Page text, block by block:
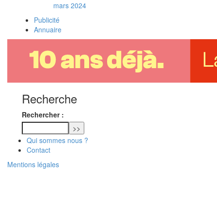
mars 2024
Publicité
Annuaire
Recherche
Rechercher :
Qui sommes nous ?
Contact
Mentions légales